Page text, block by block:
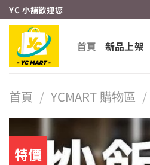
Skip
to
content
YC 小舖歡迎您
首頁 新品上架
首頁 / YCMART 購物區 /
特價